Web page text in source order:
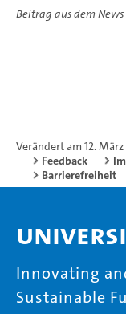
Beitrag aus dem
Verändert am 12.
Feedback
Barrierefreiheit
Innovating
Sustainable